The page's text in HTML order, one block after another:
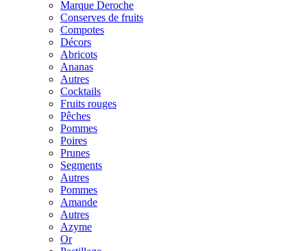
Marque Deroche
Conserves de fruits
Compotes
Décors
Abricots
Ananas
Autres
Cocktails
Fruits rouges
Pêches
Pommes
Poires
Prunes
Segments
Autres
Pommes
Amande
Autres
Azyme
Or